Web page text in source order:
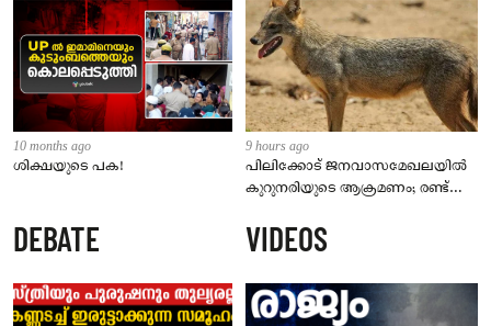
10 months ago
ശിക്ഷയുടെ പക!
9 hours ago
പിലിക്കോട് ജനവാസമേഖലയിൽ
കുറുനരിയുടെ ആക്രമണം; രണ്ട്
നിർദേശം നൽകി പഞ്ചായത്ത്
DEBATE VIDEOS